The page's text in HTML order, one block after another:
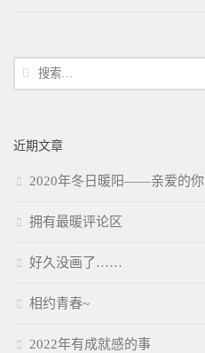
搜
索：
近期文章
2020年冬日暖阳——亲爱的你
拥有最暖评论区
好久没画了……
相约青春~
2022年有成就感的事